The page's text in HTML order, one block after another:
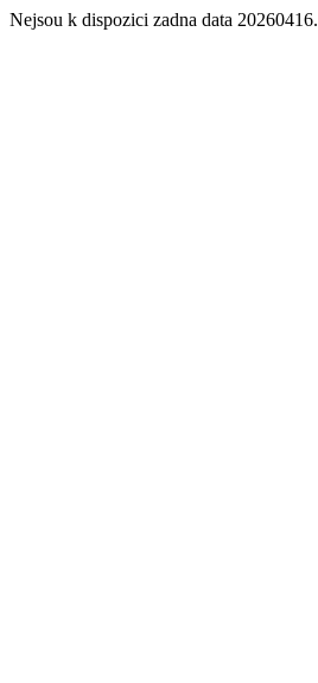
Nejsou k dispozici zadna data 20260416.